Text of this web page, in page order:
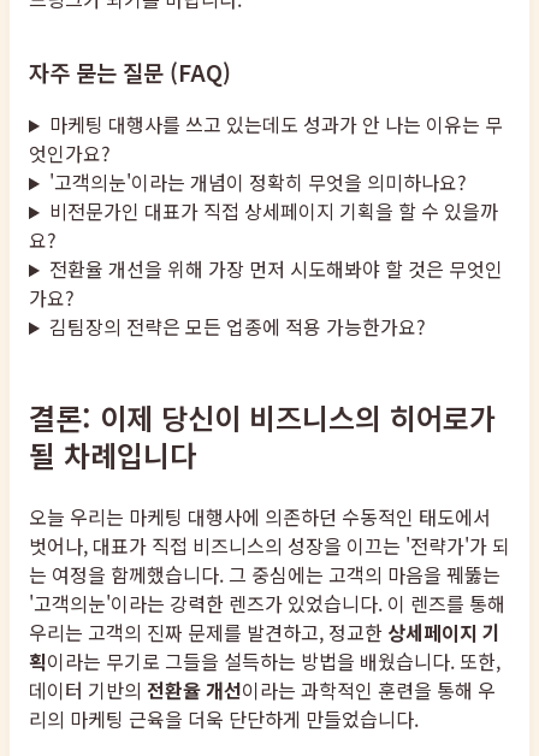
자주 묻는 질문 (FAQ)
마케팅 대행사를 쓰고 있는데도 성과가 안 나는 이유는 무
엇인가요?
'고객의눈'이라는 개념이 정확히 무엇을 의미하나요?
비전문가인 대표가 직접 상세페이지 기획을 할 수 있을까
요?
전환율 개선을 위해 가장 먼저 시도해봐야 할 것은 무엇인
가요?
김팀장의 전략은 모든 업종에 적용 가능한가요?
결론: 이제 당신이 비즈니스의 히어로가
될 차례입니다
오늘 우리는 마케팅 대행사에 의존하던 수동적인 태도에서
벗어나, 대표가 직접 비즈니스의 성장을 이끄는 '전략가'가 되
는 여정을 함께했습니다. 그 중심에는 고객의 마음을 꿰뚫는
'고객의눈'이라는 강력한 렌즈가 있었습니다. 이 렌즈를 통해
우리는 고객의 진짜 문제를 발견하고, 정교한 상세페이지 기
획이라는 무기로 그들을 설득하는 방법을 배웠습니다. 또한,
데이터 기반의 전환율 개선이라는 과학적인 훈련을 통해 우
리의 마케팅 근육을 더욱 단단하게 만들었습니다.